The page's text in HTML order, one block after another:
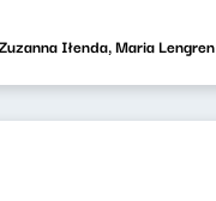
Iłenda, Maria Lengren